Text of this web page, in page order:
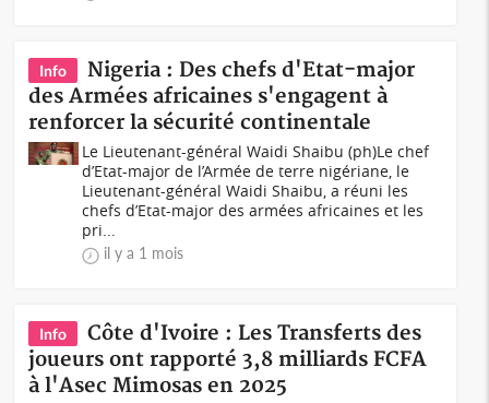
Info
Nigeria : Des chefs d'Etat-major
des Armées africaines s'engagent à
renforcer la sécurité continentale
Le Lieutenant-général Waidi Shaibu (ph)Le chef
d’Etat-major de l’Armée de terre nigériane, le
Lieutenant-général Waidi Shaibu, a réuni les
chefs d’Etat-major des armées africaines et les
pri...
il y a 1 mois
Info
Côte d'Ivoire : Les Transferts des
joueurs ont rapporté 3,8 milliards FCFA
à l'Asec Mimosas en 2025